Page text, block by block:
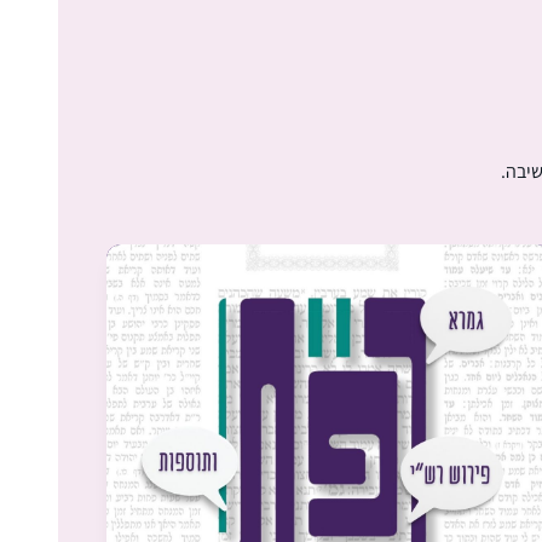
התחלתי ללמוד את הדף היומי מעט אחרי שבני
הנוכחי החלטתי להצטרף ובע”ה מקווה להתמיד
ולהמשיך. אני אוהבת את המפגש עם הדף את
"דרישות השלום ” שמקבלת מקשרים עם דפים
אחרים שלמדתי את הסנכרון שמתחולל בין
התכנים.
אריאלה ביגמן
מעלה גלבוע, ישראל